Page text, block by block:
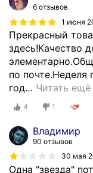
6 отзывов
1 июня
Прекрасный
здесь!Качество
по почте.Неделя
год… Читать ещё
4 1
Владимир
90 отзывов
30 мая
Одна "звезда"